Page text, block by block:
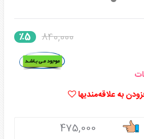
840,000 ٪5
به علاقه‌مندیها
475,000